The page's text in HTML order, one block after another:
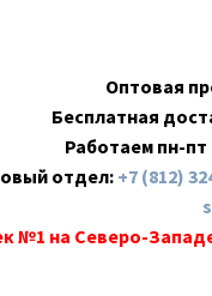
Оптовая
Бесплатная
Работаем пн-пт
отдел: +7 (812)
№1 на Северо-